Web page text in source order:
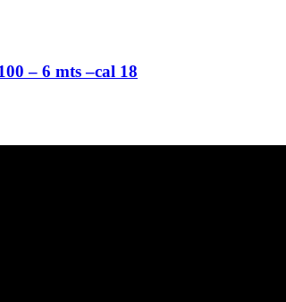
– 6 mts –cal 18